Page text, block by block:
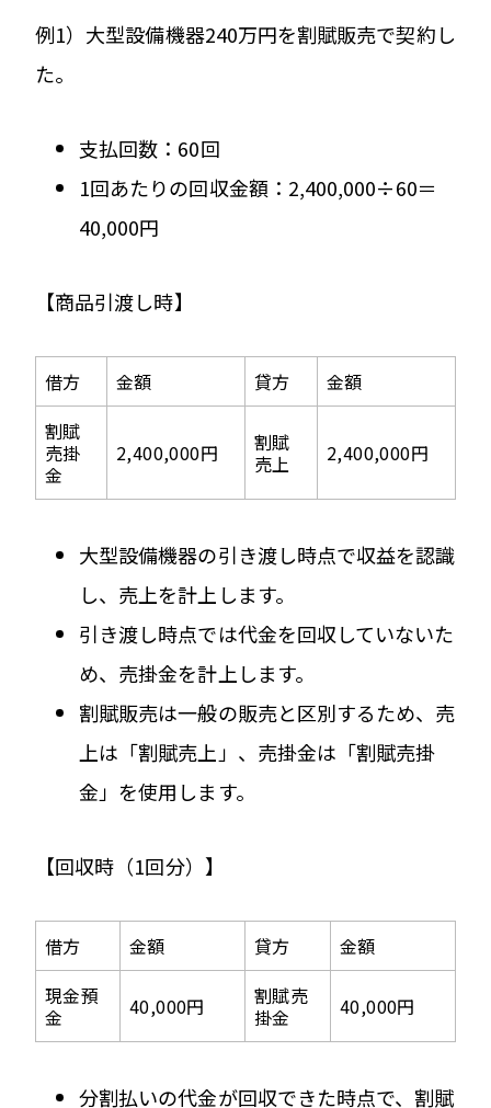
例1）大型設備機器240万円を割賦販売で契約し
た。
支払回数：60回
1回あたりの回収金額：2,400,000÷60＝
40,000円
【商品引渡し時】
借方 金額 貸方
金額
割賦
売掛
金
2,400,000円
割賦
売上
2,400,000円
大型設備機器の引き渡し時点で収益を認識
し、売上を計上します。
引き渡し時点では代金を回収していないた
め、売掛金を計上します。
割賦販売は一般の販売と区別するため、売
上は「割賦売上」、売掛金は「割賦売掛
金」を使用します。
【回収時（1回分）】
借方 金額 貸方
金額
現金預
金
40,000円
割賦売
掛金
40,000円
分割払いの代金が回収できた時点で、割賦